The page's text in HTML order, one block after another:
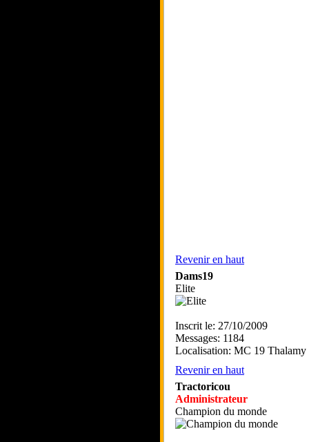
Revenir en haut
Dams19
Elite
Inscrit le: 27/10/2009
Messages: 1184
Localisation: MC 19 Thalamy
Revenir en haut
Tractoricou
Administrateur
Champion du monde